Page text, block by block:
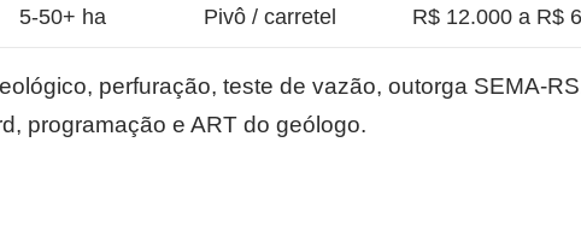
5-50+ ha Pivô / carretel R$ 12.000 a R$
perfuração, teste de vazão, outorga SEMA-
programação e ART do geólogo.